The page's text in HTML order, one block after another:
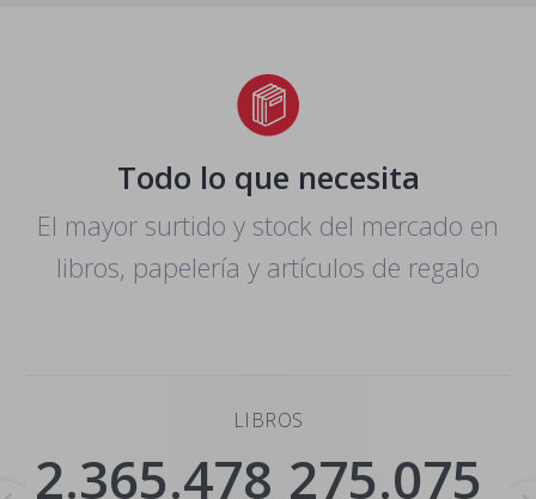
Todo lo que necesita
El mayor surtido y stock del mercado en
libros, papelería y artículos de regalo
LIBROS
2.365.478 275.075